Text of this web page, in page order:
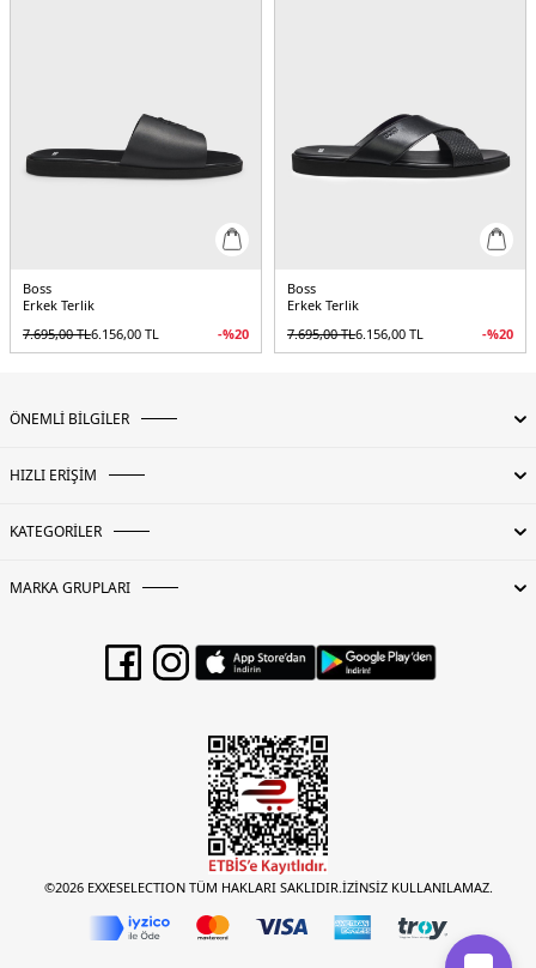
Boss
Erkek Terlik
7.695,00TL6.156,00 TL -%20
Boss
Erkek Terlik
7.695,00TL6.156,00 TL -%20
ÖNEMLİ BİLGİLER
HIZLI ERİŞİM
KATEGORİLER
MARKA GRUPLARI
©2026 EXXESELECTION TÜM HAKLARI SAKLIDIR.İZİNSİZ KULLANILAMAZ.